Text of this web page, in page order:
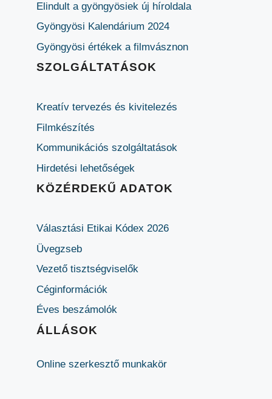
Elindult a gyöngyösiek új híroldala
Gyöngyösi Kalendárium 2024
Gyöngyösi értékek a filmvásznon
SZOLGÁLTATÁSOK
Kreatív tervezés és kivitelezés
Filmkészítés
Kommunikációs szolgáltatások
Hirdetési lehetőségek
KÖZÉRDEKŰ ADATOK
Választási Etikai Kódex 2026
Üvegzseb
Vezető tisztségviselők
Céginformációk
Éves beszámolók
ÁLLÁSOK
Online szerkesztő munkakör